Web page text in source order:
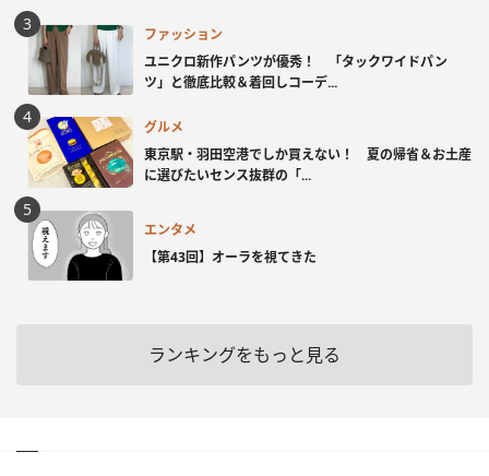
ファッション
ユニクロ新作パンツが優秀！ 「タックワイドパン
ツ」と徹底比較＆着回しコーデ...
グルメ
東京駅・羽田空港でしか買えない！ 夏の帰省＆お土産
に選びたいセンス抜群の「...
エンタメ
【第43回】オーラを視てきた
ランキングをもっと見る